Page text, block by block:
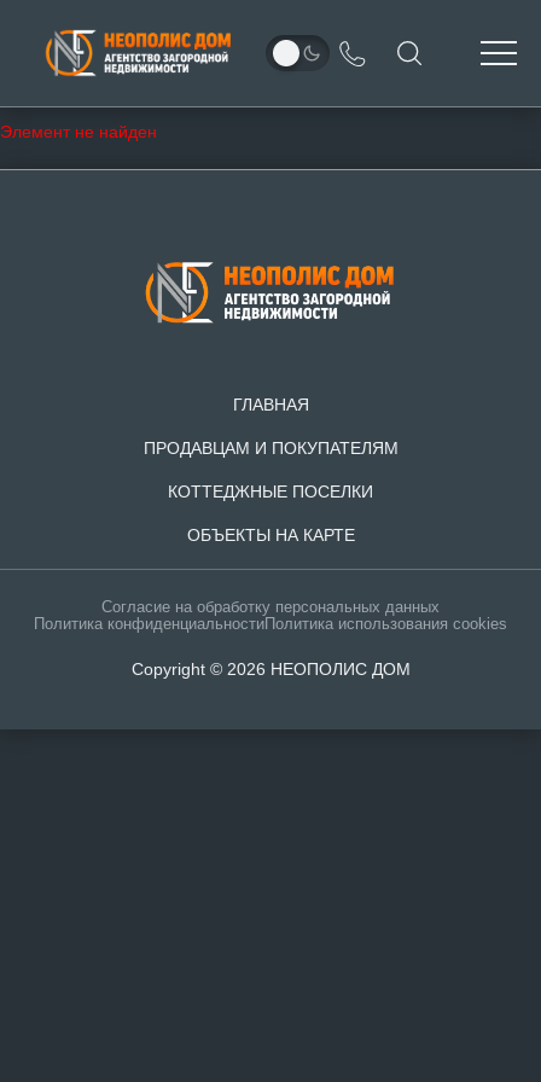
Элемент не найден
ГЛАВНАЯ
ПРОДАВЦАМ И ПОКУПАТЕЛЯМ
КОТТЕДЖНЫЕ ПОСЕЛКИ
ОБЪЕКТЫ НА КАРТЕ
Согласие на обработку персональных данных
Политика конфиденциальностиПолитика использования cookies
Copyright © 2026 НЕОПОЛИС ДОМ